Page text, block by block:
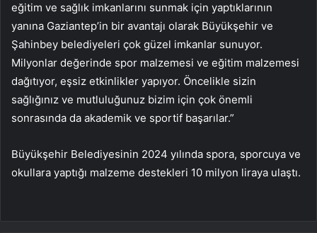
eğitim ve sağlık imkanlarını sunmak için yaptıklarının
yanına Gaziantep’in bir avantajı olarak Büyükşehir ve
Şahinbey belediyeleri çok güzel imkanlar sunuyor.
Milyonlar değerinde spor malzemesi ve eğitim malzemesi
dağıtıyor, eşsiz etkinlikler yapıyor. Öncelikle sizin
sağlığınız ve mutluluğunuz bizim için çok önemli
sonrasında da akademik ve sportif başarılar.”
Büyükşehir Belediyesinin 2024 yılında spora, sporcuya ve
okullara yaptığı malzeme destekleri 10 milyon liraya ulaştı.